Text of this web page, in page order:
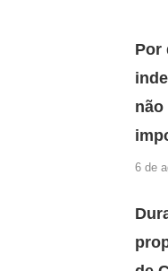
Por
não
6 de